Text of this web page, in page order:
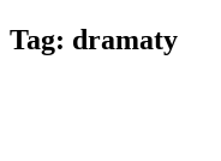
Tag: dramaty